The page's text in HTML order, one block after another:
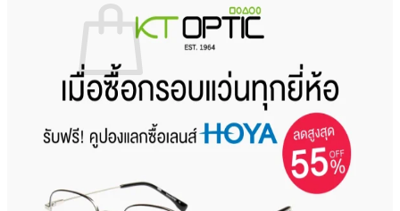
ไม่มีสินค้าในตะกร้า
กลับสู่หน้าร้านค้า
ค้นหา: